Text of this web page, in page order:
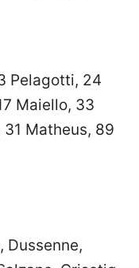
Pelagotti, 24
Maiello, 33
31 Matheus, 89
Dussenne,